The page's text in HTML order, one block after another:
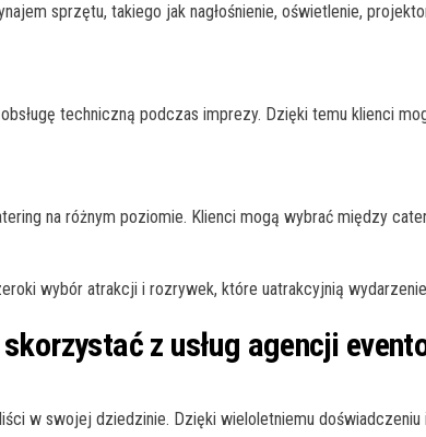
sprzętu, takiego jak nagłośnienie, oświetlenie,
techniczną podczas imprezy. Dzięki temu klienci
na różnym poziomie. Klienci mogą wybrać między
wybór atrakcji i rozrywek, które uatrakcyjnią
z usług agencji
w swojej dziedzinie. Dzięki wieloletniemu